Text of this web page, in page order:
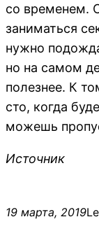
со временем.
заниматься
нужно
но на самом
полезнее. К
сто, когда
можешь
Источник
19 марта, 2019